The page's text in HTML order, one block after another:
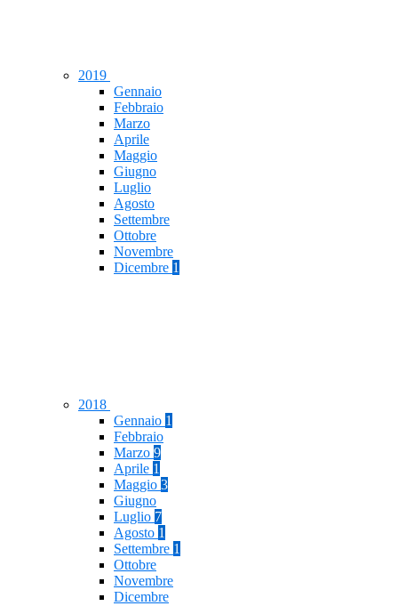
2019
Gennaio
Febbraio
Marzo
Aprile
Maggio
Giugno
Luglio
Agosto
Settembre
Ottobre
Novembre
Dicembre 1
2018
Gennaio 1
Febbraio
Marzo 9
Aprile 1
Maggio 3
Giugno
Luglio 7
Agosto 1
Settembre 1
Ottobre
Novembre
Dicembre